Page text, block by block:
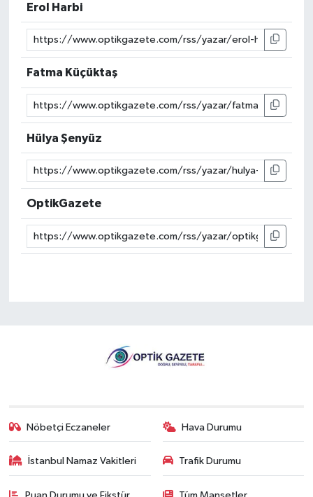
Erol Harbi
Fatma Küçüktaş
Hülya Şenyüz
OptikGazete
Nöbetçi Eczaneler Hava Durumu
İstanbul Namaz Vakitleri Trafik Durumu